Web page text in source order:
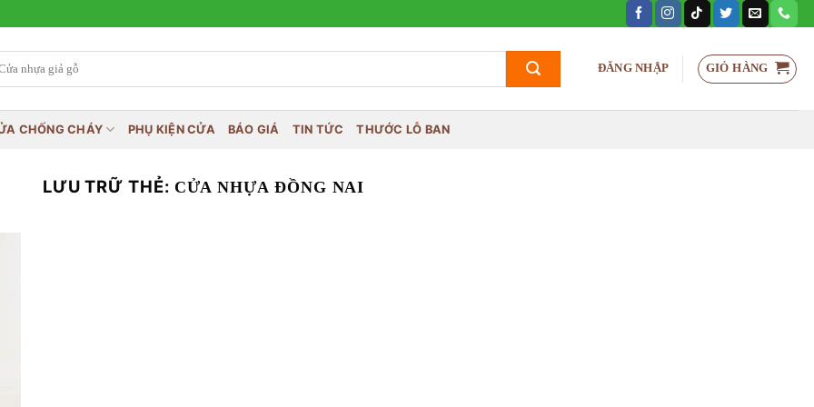
ĐĂNG NHẬP GIỎ HÀNG
CHỐNG CHÁY PHỤ KIỆN CỬA BÁO GIÁ TIN TỨC THƯỚC LỖ BAN
LƯU TRỮ THẺ: CỬA NHỰA ĐỒNG NAI